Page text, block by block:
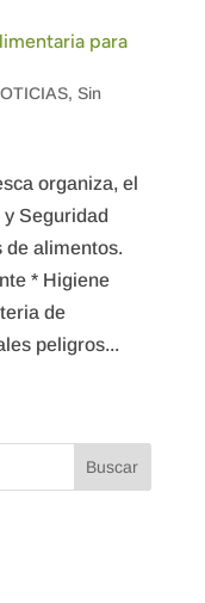
para
, Sin
organiza, el
Seguridad
alimentos.
* Higiene
de
peligros...